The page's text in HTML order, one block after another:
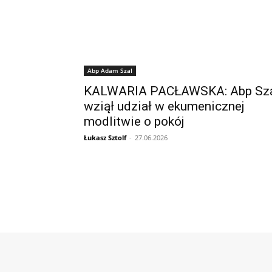
Abp Adam Szal
KALWARIA PACŁAWSKA: Abp
wziął udział w ekumenicznej
modlitwie o pokój
Łukasz Sztolf - 27.06.2026